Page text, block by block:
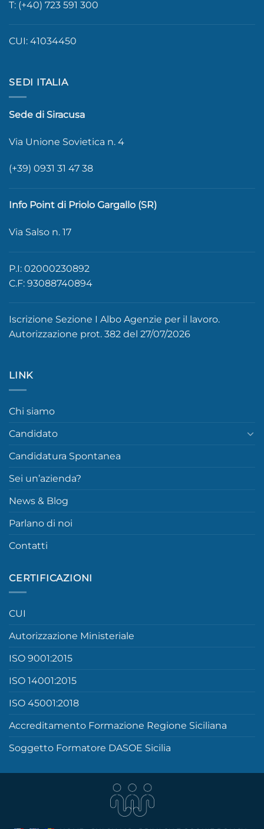
T: (+40) 723 591 300
CUI: 41034450
SEDI ITALIA
Sede di Siracusa
Via Unione Sovietica n. 4
(+39) 0931 31 47 38
Info Point di Priolo Gargallo (SR)
Via Salso n. 17
P.I: 02000230892
C.F: 93088740894
Iscrizione Sezione I Albo Agenzie per il lavoro.
Autorizzazione prot. 382 del 27/07/2026
LINK
Chi siamo
Candidato
Candidatura Spontanea
Sei un’azienda?
News & Blog
Parlano di noi
Contatti
CERTIFICAZIONI
CUI
Autorizzazione Ministeriale
ISO 9001:2015
ISO 14001:2015
ISO 45001:2018
Accreditamento Formazione Regione Siciliana
Soggetto Formatore DASOE Sicilia